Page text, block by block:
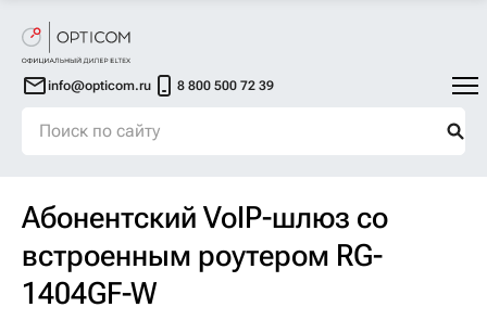
info@opticom.ru 8 800 500 72 39
Абонентский VoIP-шлюз со
встроенным роутером RG-
1404GF-W